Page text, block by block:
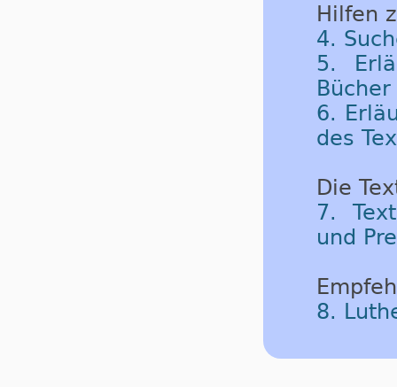
Hilfen
4.
5.
6.
des
Die
7.
und
8.